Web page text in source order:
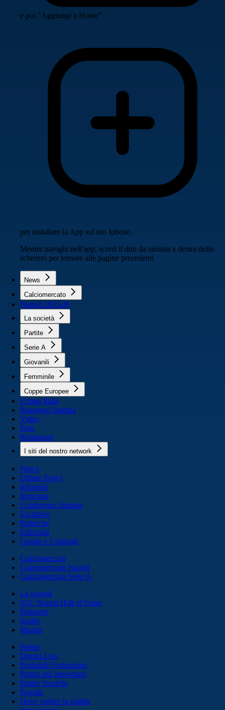
e poi "Aggiungi a Home"
per installare la App sul tuo Iphone.
Mentre navighi nell'app, scorri il dito da sinistra a destra dello
schermo per tornare alle pagine precedenti
News
Calciomercato
Napoli 2025/26
La società
Partite
Serie A
Giovanili
Femminile
Coppe Europee
Coppa Italia
Rassegna Stampa
Video
Foto
Redazione
I siti del nostro network
News
Ultime News
Infortuni
Interviste
Conferenze Stampa
Esclusive
Rubriche
Editoriali
Gossip e Curiosità
Calciomercato
Calciomercato Napoli
Calciomercato Serie A
La società
SSC Napoli Hall of Fame
Palmares
Stadio
Maglia
Partite
Diretta Live
Probabili Formazioni
Partite più importanti
Partite Storiche
Pagelle
Dove vedere la partita